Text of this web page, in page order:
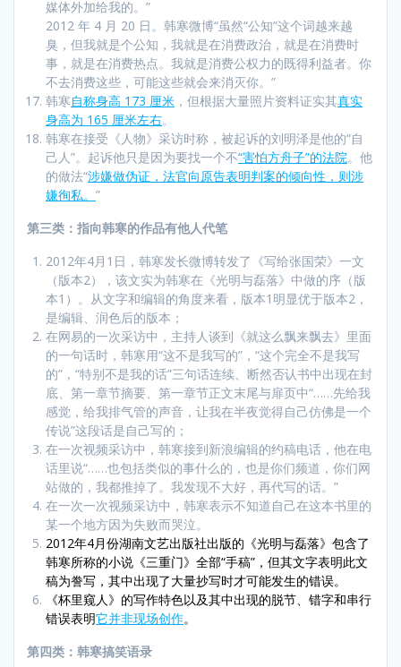
媒体外加给我的。”
2012 年 4 月 20 日。韩寒微博“虽然“公知”这个词越来越
臭，但我就是个公知，我就是在消费政治，就是在消费时
事，就是在消费热点。我就是消费公权力的既得利益者。你
不去消费这些，可能这些就会来消灭你。”
韩寒自称身高 173 厘米 ，但根据大量照片资料证实其真实
身高为 165 厘米左右。
韩寒在接受《人物》采访时称，被起诉的刘明泽是他的“自
己人”。起诉他只是因为要找一个不“害怕方舟子”的法院。他
的做法“涉嫌做伪证，法官向原告表明判案的倾向性，则涉
嫌徇私。 ”
第三类：指向韩寒的作品有他人代笔
2012年4月1日，韩寒发长微博转发了《写给张国荣》一文
（版本2），该文实为韩寒在《光明与磊落》中做的序（版
本1）。从文字和编辑的角度来看，版本1明显优于版本2，
是编辑、润色后的版本；
在网易的一次采访中，主持人谈到《就这么飘来飘去》里面
的一句话时，韩寒用“这不是我写的”，“这个完全不是我写
的”，“特别不是我的话”三句话连续、断然否认书中出现在封
底、第一章节摘要、第一章节正文末尾与扉页中“……先给我
感觉，给我排气管的声音，让我在半夜觉得自己仿佛是一个
传说”这段话是自己写的；
在一次视频采访中，韩寒接到新浪编辑的约稿电话，他在电
话里说“……也包括类似的事什么的，也是你们频道，你们网
站做的，我都推掉了。我发现不大好，再代写的话。”
在一次一次视频采访中，韩寒表示不知道自己在这本书里的
某一个地方因为失败而哭泣。
2012年4月份湖南文艺出版社出版的《光明与磊落》包含了
韩寒所称的小说《三重门》全部“手稿”，但其文字表明此文
稿为誊写，其中出现了大量抄写时才可能发生的错误。
《杯里窥人》的写作特色以及其中出现的脱节、错字和串行
错误表明它并非现场创作。
第四类：韩寒搞笑语录